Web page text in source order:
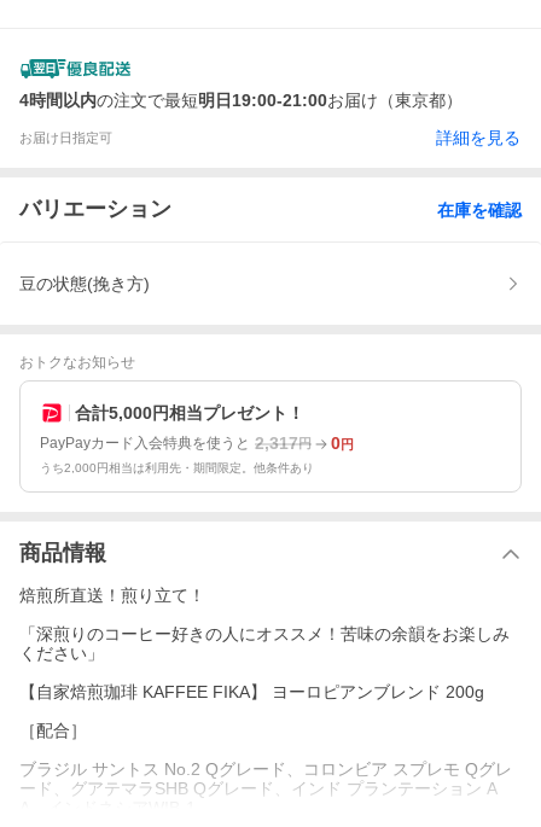
4時間以内の注文で最短明日19:00-21:00お届け（東京都）
お届け日指定可 詳細を見る
バリエーション 在庫を確認
豆の状態(挽き方)
おトクなお知らせ
合計5,000円相当プレゼント！
PayPayカード入会特典を使うと 2,317円 0円
うち2,000円相当は利用先・期間限定。他条件あり
商品情報
焙煎所直送！煎り立て！
「深煎りのコーヒー好きの人にオススメ！苦味の余韻をお楽しみ
ください」
【自家焙煎珈琲 KAFFEE FIKA】 ヨーロピアンブレンド 200g
［配合］
ブラジル サントス No.2 Qグレード、コロンビア スプレモ Qグレ
ード、グアテマラSHB Qグレード、インド プランテーション A